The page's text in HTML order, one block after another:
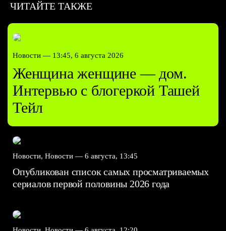
ЧИТАЙТЕ ТАКЖЕ
Новости — 13:45, 6 августа 2026
Женщина женщине — дом.
Интервью с блогеркой Ташей
Тейл
Новости, Новости — 6 августа, 13:45
Опубликован список самых просматриваемых
сериалов первой половины 2026 года